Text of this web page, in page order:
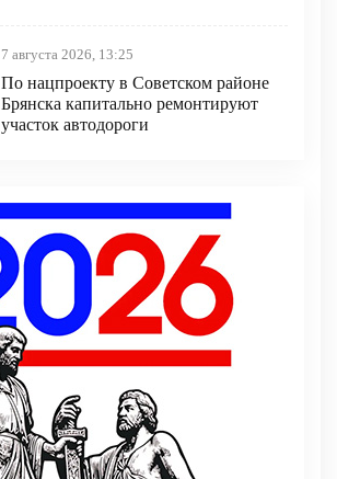
7 августа 2026, 13:25
По нацпроекту в Советском районе
Брянска капитально ремонтируют
участок автодороги